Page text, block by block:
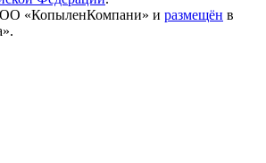
«КопыленКомпани» и размещён в